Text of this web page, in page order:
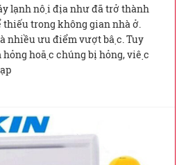
lạnh nội địa như đã trở thành
trong không gian nhà ở.
nhiều ưu điểm vượt bậc. Tuy
hỏng hoặc chúng bị hỏng, việc